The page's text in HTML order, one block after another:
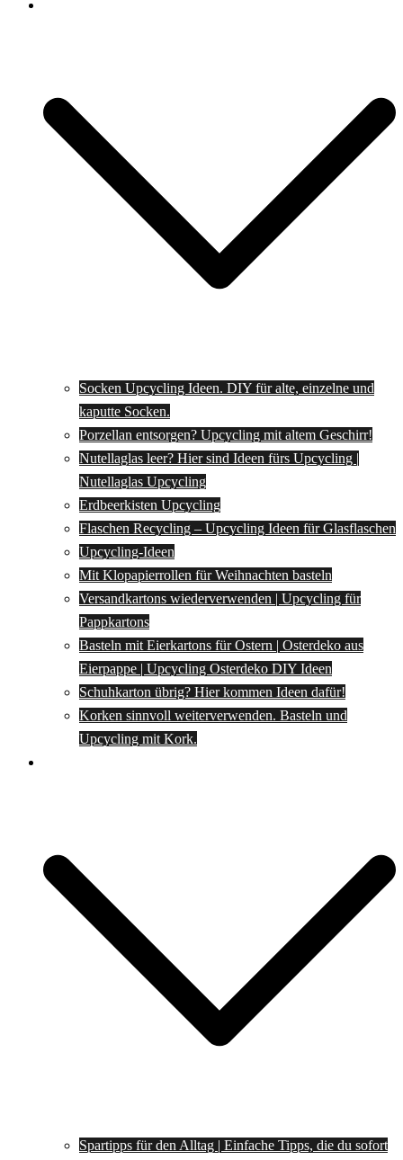
Socken Upcycling Ideen. DIY für alte, einzelne und
kaputte Socken.
Porzellan entsorgen? Upcycling mit altem Geschirr!
Nutellaglas leer? Hier sind Ideen fürs Upcycling |
Nutellaglas Upcycling
Erdbeerkisten Upcycling
Flaschen Recycling – Upcycling Ideen für Glasflaschen
Upcycling-Ideen
Mit Klopapierrollen für Weihnachten basteln
Versandkartons wiederverwenden | Upcycling für
Pappkartons
Basteln mit Eierkartons für Ostern | Osterdeko aus
Eierpappe | Upcycling Osterdeko DIY Ideen
Schuhkarton übrig? Hier kommen Ideen dafür!
Korken sinnvoll weiterverwenden. Basteln und
Upcycling mit Kork.
Spartipps für den Alltag | Einfache Tipps, die du sofort